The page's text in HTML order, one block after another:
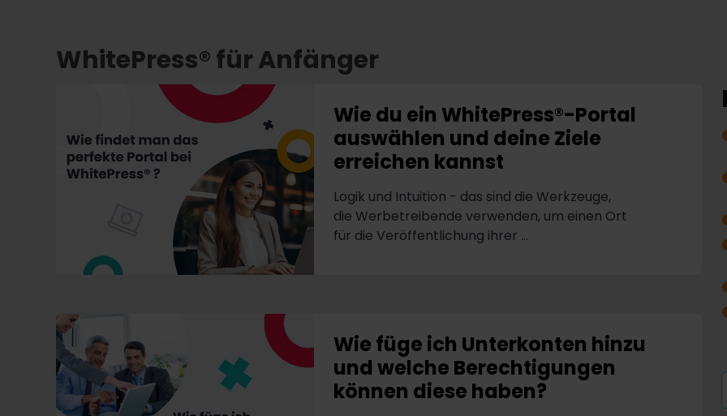
WhitePress® für Anfänger
Wie du ein WhitePress®-Portal
auswählen und deine Ziele
erreichen kannst
Logik und Intuition - das sind die Werkzeuge,
die Werbetreibende verwenden, um einen Ort
für die Veröffentlichung ihrer ...
Wie füge ich Unterkonten hinzu
und welche Berechtigungen
können diese haben?